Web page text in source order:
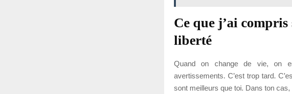
Ce que j’ai
liberté
Quand on change de vie, on
avertissements. C’est trop tard.
sont meilleurs que toi. Dans ton